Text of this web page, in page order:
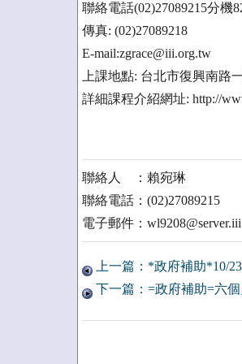
聯絡電話(02)27089215分機
傳真: (02)27089218
E-mail:zgrace@iii.org.tw
上課地點: 台北市復興南路
詳細課程介紹網址: http://
聯絡人 ：賴宛琳
聯絡電話：(02)27089215
電子郵件：
上一篇：*政府補助*10/
下一篇：=政府補助=六